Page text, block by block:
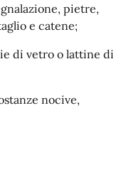
pietre,
e catene;
di vetro o lattine di
nocive,